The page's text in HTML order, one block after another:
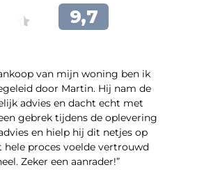
van mijn woning ben ik
door Martin. Hij nam de
advies en dacht echt met
gebrek tijdens de oplevering
en hielp hij dit netjes op
hele proces voelde vertrouwd
Zeker een aanrader!”